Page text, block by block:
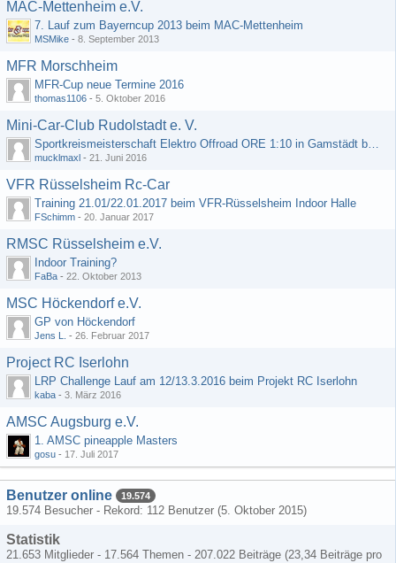
MAC-Mettenheim e.V.
7. Lauf zum Bayerncup 2013 beim MAC-Mettenheim
MSMike - 8. September 2013
MFR Morschheim
MFR-Cup neue Termine 2016
thomas1106 - 5. Oktober 2016
Mini-Car-Club Rudolstadt e. V.
Sportkreismeisterschaft Elektro Offroad ORE 1:10 in Gamstädt bei Erfurt, Outdoor mit Indoor Ausweichmöglichkeit!!!
mucklmaxl - 21. Juni 2016
VFR Rüsselsheim Rc-Car
Training 21.01/22.01.2017 beim VFR-Rüsselsheim Indoor Halle
FSchimm - 20. Januar 2017
RMSC Rüsselsheim e.V.
Indoor Training?
FaBa - 22. Oktober 2013
MSC Höckendorf e.V.
GP von Höckendorf
Jens L. - 26. Februar 2017
Project RC Iserlohn
LRP Challenge Lauf am 12/13.3.2016 beim Projekt RC Iserlohn
kaba - 3. März 2016
AMSC Augsburg e.V.
1. AMSC pineapple Masters
gosu - 17. Juli 2017
Benutzer online 19.574
19.574 Besucher - Rekord: 112 Benutzer (5. Oktober 2015)
Statistik
21.653 Mitglieder - 17.564 Themen - 207.022 Beiträge (23,34 Beiträge pro